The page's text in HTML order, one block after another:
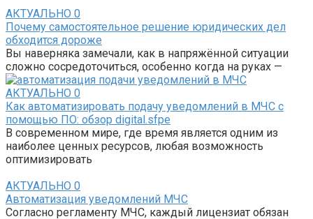
АКТУАЛЬНО 0
Почему самостоятельное решение юридических дел
обходится дороже
Вы наверняка замечали, как в напряжённой ситуации
сложно сосредоточиться, особенно когда на руках —
АКТУАЛЬНО 0
Как автоматизировать подачу уведомлений в МЧС с
помощью ПО: обзор digital.sfpe
В современном мире, где время является одним из
наиболее ценных ресурсов, любая возможность
оптимизировать
АКТУАЛЬНО 0
Автоматизация уведомлений МЧС
Согласно регламенту МЧС, каждый лицензиат обязан